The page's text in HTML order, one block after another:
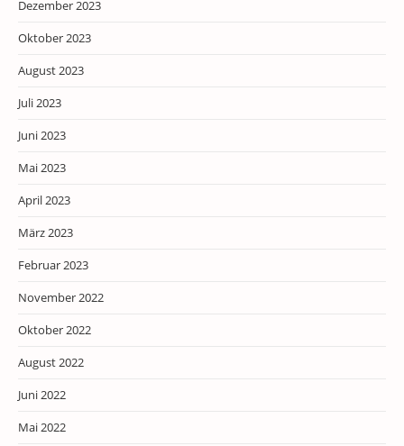
Dezember 2023
Oktober 2023
August 2023
Juli 2023
Juni 2023
Mai 2023
April 2023
März 2023
Februar 2023
November 2022
Oktober 2022
August 2022
Juni 2022
Mai 2022